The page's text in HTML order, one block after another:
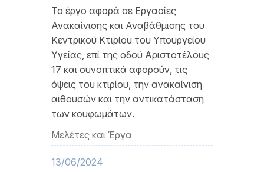
Το έργο αφορά σε Εργασίες
Ανακαίνισης και Αναβάθμισης του
Κεντρικού Κτιρίου του Υπουργείου
Υγείας, επί της οδού Αριστοτέλους
17 και συνοπτικά αφορούν, τις
όψεις του κτιρίου, την ανακαίνιση
αιθουσών και την αντικατάσταση
των κουφωμάτων.
Μελέτες και Έργα
13/06/2024